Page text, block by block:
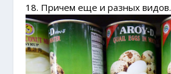
18. Причем еще и разных видов.